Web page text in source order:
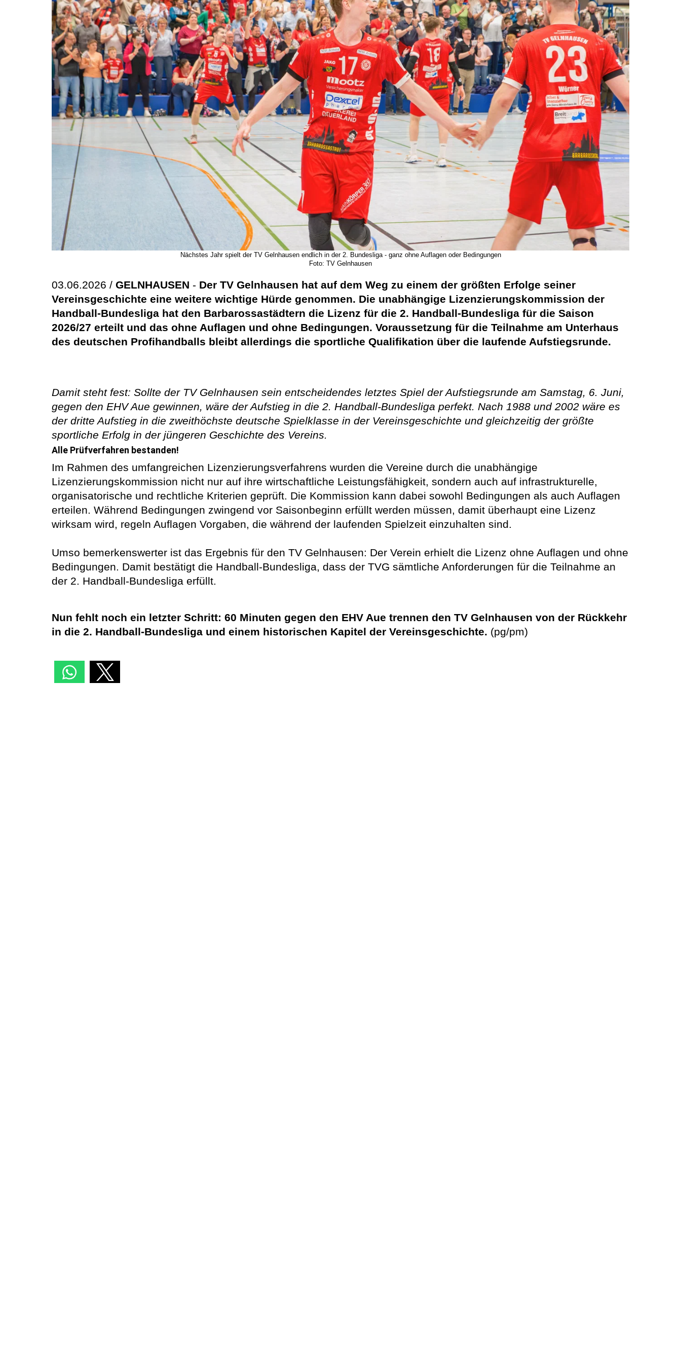
Nächstes Jahr spielt der TV Gelnhausen endlich in der 2. Bundesliga - ganz ohne Auflagen oder Bedingungen
Foto: TV Gelnhausen
03.06.2026 / GELNHAUSEN - Der TV Gelnhausen hat auf dem Weg zu einem der größten Erfolge seiner
Vereinsgeschichte eine weitere wichtige Hürde genommen. Die unabhängige Lizenzierungskommission der
Handball-Bundesliga hat den Barbarossastädtern die Lizenz für die 2. Handball-Bundesliga für die Saison
2026/27 erteilt und das ohne Auflagen und ohne Bedingungen. Voraussetzung für die Teilnahme am Unterhaus
des deutschen Profihandballs bleibt allerdings die sportliche Qualifikation über die laufende Aufstiegsrunde.
Damit steht fest: Sollte der TV Gelnhausen sein entscheidendes letztes Spiel der Aufstiegsrunde am Samstag, 6. Juni,
gegen den EHV Aue gewinnen, wäre der Aufstieg in die 2. Handball-Bundesliga perfekt. Nach 1988 und 2002 wäre es
der dritte Aufstieg in die zweithöchste deutsche Spielklasse in der Vereinsgeschichte und gleichzeitig der größte
sportliche Erfolg in der jüngeren Geschichte des Vereins.
Alle Prüfverfahren bestanden!
Im Rahmen des umfangreichen Lizenzierungsverfahrens wurden die Vereine durch die unabhängige
Lizenzierungskommission nicht nur auf ihre wirtschaftliche Leistungsfähigkeit, sondern auch auf infrastrukturelle,
organisatorische und rechtliche Kriterien geprüft. Die Kommission kann dabei sowohl Bedingungen als auch Auflagen
erteilen. Während Bedingungen zwingend vor Saisonbeginn erfüllt werden müssen, damit überhaupt eine Lizenz
wirksam wird, regeln Auflagen Vorgaben, die während der laufenden Spielzeit einzuhalten sind.
Umso bemerkenswerter ist das Ergebnis für den TV Gelnhausen: Der Verein erhielt die Lizenz ohne Auflagen und ohne
Bedingungen. Damit bestätigt die Handball-Bundesliga, dass der TVG sämtliche Anforderungen für die Teilnahme an
der 2. Handball-Bundesliga erfüllt.
Nun fehlt noch ein letzter Schritt: 60 Minuten gegen den EHV Aue trennen den TV Gelnhausen von der Rückkehr
in die 2. Handball-Bundesliga und einem historischen Kapitel der Vereinsgeschichte. (pg/pm)